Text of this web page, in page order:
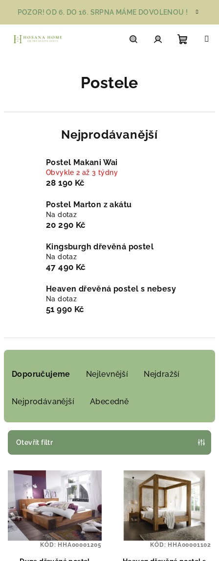
obsah
POZOR! OD 6. DO 16. SRPNA MÁME DOVOLENOU !
Postele
Nejprodávanější
Postel Makani Wai
Obvykle 2 až 3 týdny
28 190 Kč
Postel Marton z akátu
Na dotaz
20 290 Kč
Kingsburgh dřevěná postel
Na dotaz
47 490 Kč
Heaven dřevěná postel s nebesy
Na dotaz
51 990 Kč
r
o
k
t
ů
Doporučujeme Nejlevnější Nejdražší
Nejprodávanější Abecedně
Otevřít filtr
V
s
p
KÓD: HHA00001205 KÓD: HHA00001102